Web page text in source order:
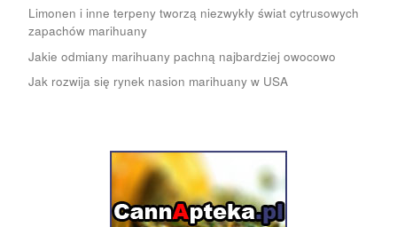
Limonen i inne terpeny tworzą niezwykły świat cytrusowych
zapachów marihuany
Jakie odmiany marihuany pachną najbardziej owocowo
Jak rozwija się rynek nasion marihuany w USA